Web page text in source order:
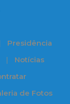
Presidência
Notícias
de Fotos